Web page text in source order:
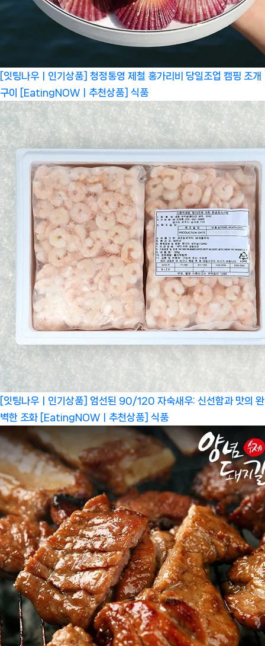
[잇팅나우ㅣ인기상품] 청정통영 제철 홍가리비 당일조업 캠핑 조개
구이 [EatingNOWㅣ추천상품] 식품
[잇팅나우ㅣ인기상품] 엄선된 90/120 자숙새우: 신선함과 맛의 완
벽한 조화 [EatingNOWㅣ추천상품] 식품